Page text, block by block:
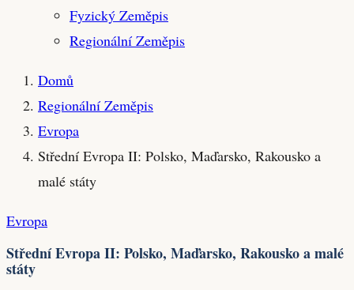
Fyzický Zeměpis
Regionální Zeměpis
Domů
Regionální Zeměpis
Evropa
Střední Evropa II: Polsko, Maďarsko, Rakousko a
malé státy
Evropa
Střední Evropa II: Polsko, Maďarsko, Rakousko a malé
státy